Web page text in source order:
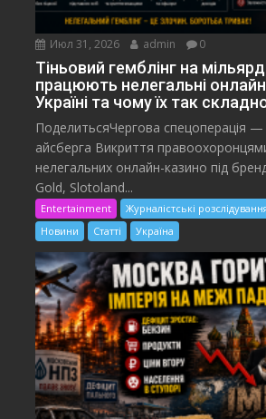
Июл 31, 2026 admin 0
Тіньовий гемблінг на
працюють нелегальні
Україні та чому їх так
ПоделитьсяЧергова спецоперація
айсберга Викриття
нелегальних онлайн-казино під
Gold, Slotoland...
Entertainment Журналістські
Новини
Статті Україна